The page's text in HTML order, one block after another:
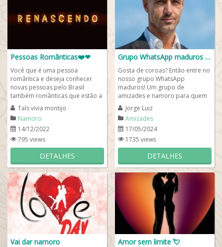
Pessoas Românticas❤️❤
Você que é uma pessoa
romântica e deseja conhecer
novas pessoas pelo Brasil
também românticas que estão a
procura de um novo amor, esse
é um grupo de...
Taís vivia montijo
Namoro
14/12/2022
795 views
DETALHES
Grupo WhatsApp maduros 👨🏻‍🦳🧔🏻‍♂️🙎🏻‍♂️
Gosta de coroas? Então entre no
nosso grupo WhatsApp
maduros! Um grupo de
amizades e namoro para quem
busca por homens mais velhos
que estão a procura de...
Jorge Luiz
Amizades
17/05/2024
1735 views
DETALHES
Vai dar namoro Amor sem limite 💘